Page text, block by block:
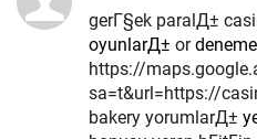
gerГ§ek paralД±
oyunlarД± or
https://
sa=t&url=https://
bakery yorumlarД±